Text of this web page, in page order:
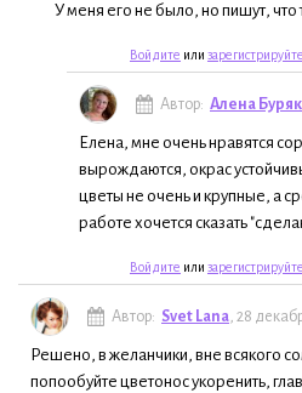
У меня его не было, но пишут,
Войдите или
Автор: Алена
Елена, мне очень нравятся
вырождаются, окрас
цветы не очень и крупные, а
работе хочется сказать
Войдите или
Автор: Svet Lana , 28
Решено, в желанчики, вне всякого
попообуйте цветонос укоренить,